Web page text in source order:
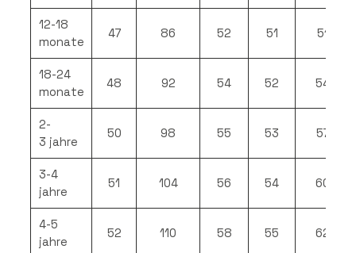
12-18
monate
47 86 52 51 51
18-24
monate
48 92 54 52 54
2-
3 jahre
50 98 55 53 57
3-4
jahre
51 104 56 54 60
4-5
jahre
52 110 58 55 62